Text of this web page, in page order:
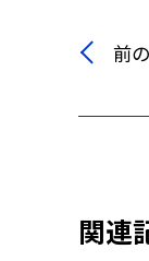
前
関連